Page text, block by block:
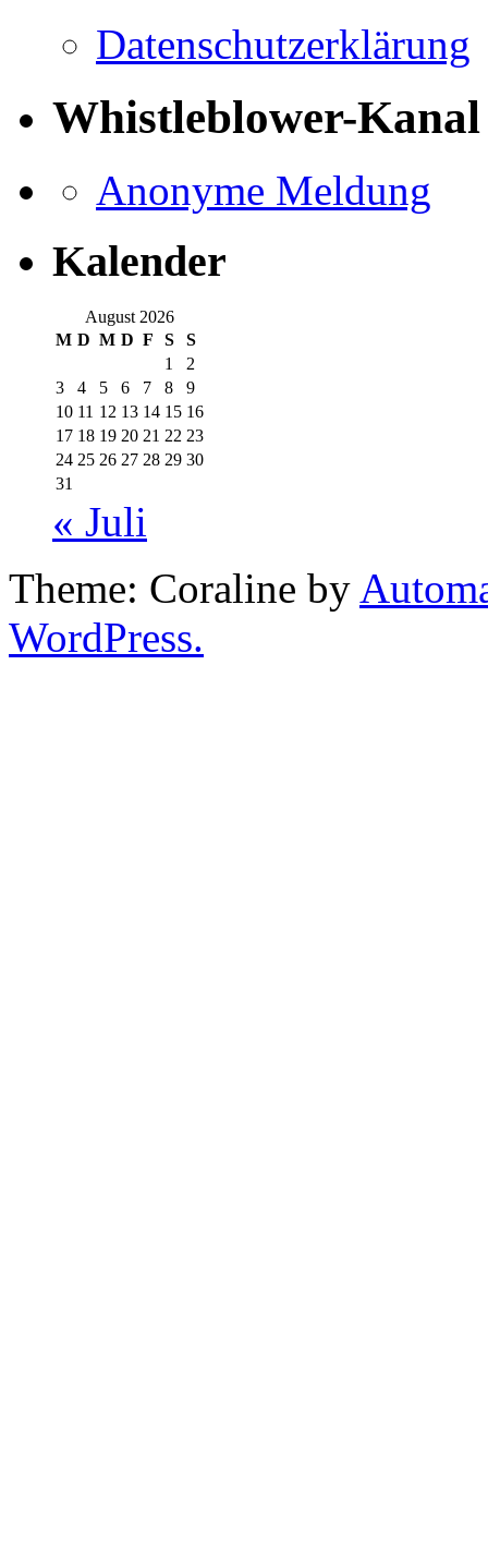
Datenschutzerklärung
Whistleblower-Kanal
Anonyme Meldung
Kalender
August 2026
M D M D F S
S
1
2
3
4 5 6 7 8
9
10 11 12 13 14 15 16
17 18 19 20 21 22 23
24 25 26 27 28 29 30
31
« Juli
Theme: Coraline by
WordPress.